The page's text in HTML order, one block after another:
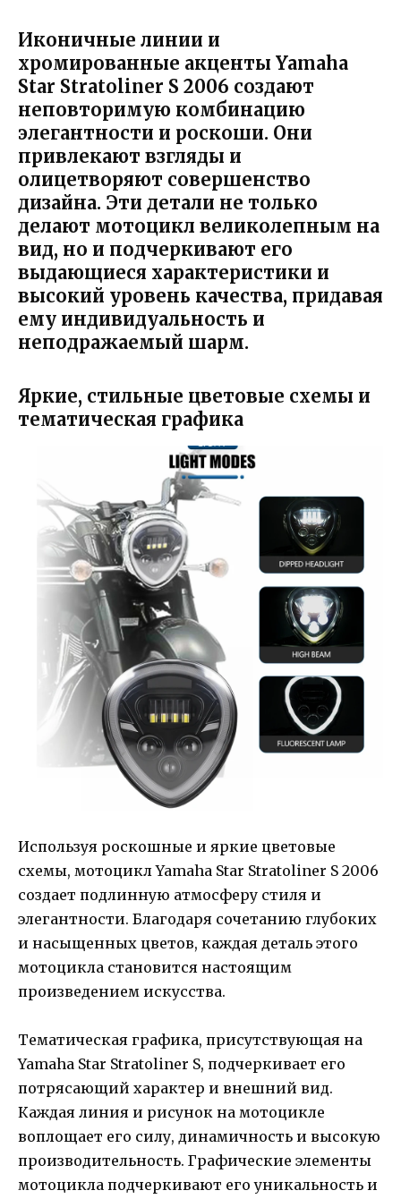
Иконичные линии и
хромированные акценты Yamaha
Star Stratoliner S 2006 создают
неповторимую комбинацию
элегантности и роскоши. Они
привлекают взгляды и
олицетворяют совершенство
дизайна. Эти детали не только
делают мотоцикл великолепным на
вид, но и подчеркивают его
выдающиеся характеристики и
высокий уровень качества, придавая
ему индивидуальность и
неподражаемый шарм.
Яркие, стильные цветовые схемы и
тематическая графика
Используя роскошные и яркие цветовые
схемы, мотоцикл Yamaha Star Stratoliner S 2006
создает подлинную атмосферу стиля и
элегантности. Благодаря сочетанию глубоких
и насыщенных цветов, каждая деталь этого
мотоцикла становится настоящим
произведением искусства.
Тематическая графика, присутствующая на
Yamaha Star Stratoliner S, подчеркивает его
потрясающий характер и внешний вид.
Каждая линия и рисунок на мотоцикле
воплощает его силу, динамичность и высокую
производительность. Графические элементы
мотоцикла подчеркивают его уникальность и